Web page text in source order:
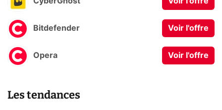
Bitdefender Voir l'offre
Opera Voir l'offre
Les tendances